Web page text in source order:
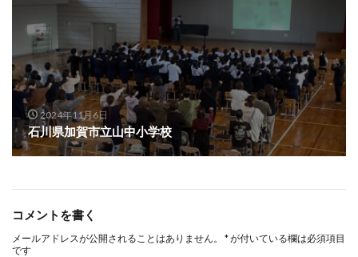
2024年11月6日
石川県加賀市立山中小学校
コメントを書く
メールアドレスが公開されることはありません。 *が付いている欄は必須項目
です